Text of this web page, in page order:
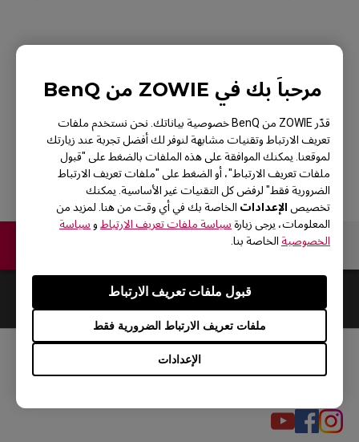
مرحباً بك في ZOWIE من BenQ
قدّر ZOWIE من BenQ خصوصية بياناتك. نحن نستخدم ملفات
تعريف الارتباط وتقنيات مشابهة لنوفر لك أفضل تجربة عند زيارتك
لموقعنا. يمكنك الموافقة على هذه الملفات بالضغط على "قبول
ملفات تعريف الارتباط"، أو الضغط على "ملفات تعريف الارتباط
الضرورية فقط" لرفض كل التقنيات غير الأساسية. يمكنك
تخصيص الإعدادات الخاصة بك في أي وقت من هنا. لمزيد من
المعلومات، يرجى زيارة سياسة ملفات تعريف الارتباط و سياسة
الخصوصية الخاصة بنا.
الإعدادات
ملفات تعريف الارتباط الضرورية فقط
قبول ملفات تعريف الارتباط
Mouse for Esports -
White Edition
مواقع التواصل الاجتماعي